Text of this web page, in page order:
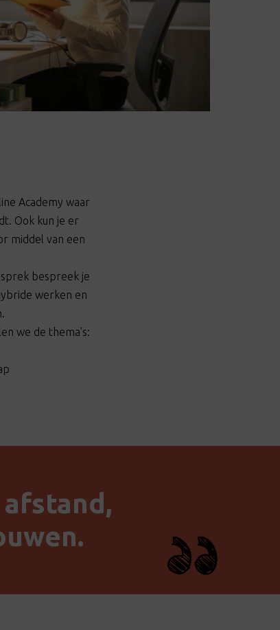
Academy waar
Ook kun je er
middel van een
bespreek je
werken en
we de thema’s: